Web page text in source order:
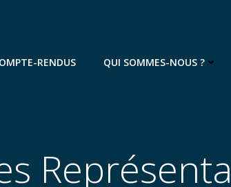
RENDUS QUI SOMMES-NOUS ?